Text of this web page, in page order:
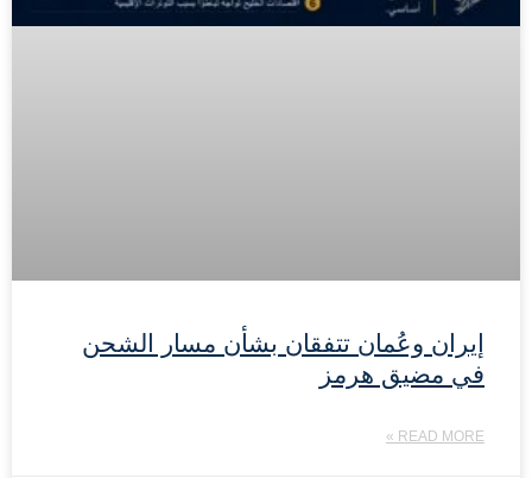
إيران وعُمان تتفقان بشأن مسار الشحن
في مضيق هرمز
READ MORE »